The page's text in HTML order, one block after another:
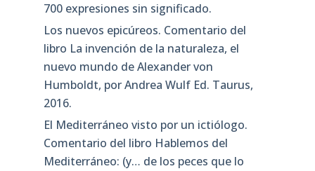
700 expresiones sin significado.
Los nuevos epicúreos. Comentario del
libro La invención de la naturaleza, el
nuevo mundo de Alexander von
Humboldt, por Andrea Wulf Ed. Taurus,
2016.
El Mediterráneo visto por un ictiólogo.
Comentario del libro Hablemos del
Mediterráneo: (y… de los peces que lo